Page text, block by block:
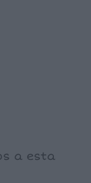
a esta